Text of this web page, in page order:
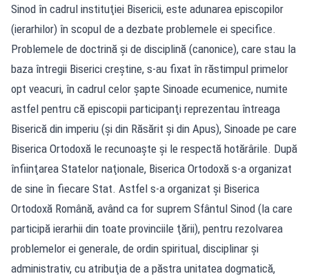
Sinod în cadrul instituţiei Bisericii, este adunarea episcopilor
(ierarhilor) în scopul de a dezbate problemele ei specifice.
Problemele de doctrină şi de disciplină (canonice), care stau la
baza întregii Biserici creştine, s-au fixat în răstimpul primelor
opt veacuri, în cadrul celor şapte Sinoade ecumenice, numite
astfel pentru că episcopii participanţi reprezentau întreaga
Biserică din imperiu (şi din Răsărit şi din Apus), Sinoade pe care
Biserica Ortodoxă le recunoaşte şi le respectă hotărârile. După
înfiinţarea Statelor naţionale, Biserica Ortodoxă s-a organizat
de sine în fiecare Stat. Astfel s-a organizat şi Biserica
Ortodoxă Română, având ca for suprem Sfântul Sinod (la care
participă ierarhii din toate provinciile ţării), pentru rezolvarea
problemelor ei generale, de ordin spiritual, disciplinar şi
administrativ, cu atribuţia de a păstra unitatea dogmatică,